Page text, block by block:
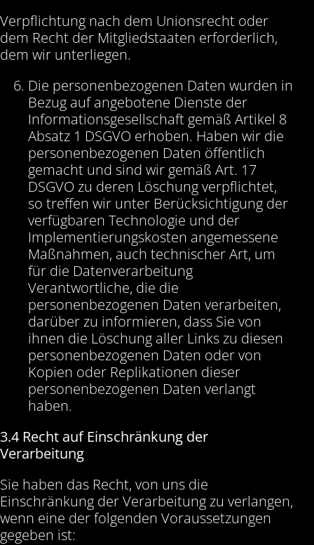
Verpflichtung nach dem Unionsrecht oder
dem Recht der Mitgliedstaaten erforderlich,
dem wir unterliegen.
Die personenbezogenen Daten wurden in
Bezug auf angebotene Dienste der
Informationsgesellschaft gemäß Artikel 8
Absatz 1 DSGVO erhoben. Haben wir die
personenbezogenen Daten öffentlich
gemacht und sind wir gemäß Art. 17
DSGVO zu deren Löschung verpflichtet,
so treffen wir unter Berücksichtigung der
verfügbaren Technologie und der
Implementierungskosten angemessene
Maßnahmen, auch technischer Art, um
für die Datenverarbeitung
Verantwortliche, die die
personenbezogenen Daten verarbeiten,
darüber zu informieren, dass Sie von
ihnen die Löschung aller Links zu diesen
personenbezogenen Daten oder von
Kopien oder Replikationen dieser
personenbezogenen Daten verlangt
haben.
3.4 Recht auf Einschränkung der
Verarbeitung
Sie haben das Recht, von uns die
Einschränkung der Verarbeitung zu verlangen,
wenn eine der folgenden Voraussetzungen
gegeben ist: